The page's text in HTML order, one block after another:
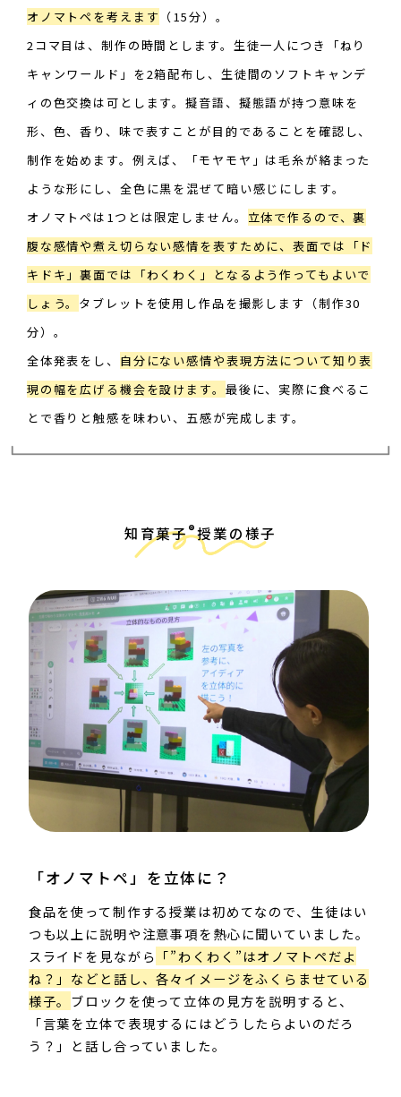
オノマトペを考えます （15分）。
2コマ目は、制作の時間とします。生徒一人につき「ねり
キャンワールド」を2箱配布し、生徒間のソフトキャンデ
ィの色交換は可とします。擬音語、擬態語が持つ意味を
形、色、香り、味で表すことが目的であることを確認し、
制作を始めます。例えば、「モヤモヤ」は毛糸が絡まった
ような形にし、全色に黒を混ぜて暗い感じにします。
オノマトペは1つとは限定しません。 立体で作るので、裏
腹な感情や煮え切らない感情を表すために、表面では「ド
キドキ」裏面では「わくわく」となるよう作ってもよいで
しょう。 タブレットを使用し作品を撮影します（制作30
分）。
全体発表をし、 自分にない感情や表現方法について知り表
現の幅を広げる機会を設けます。 最後に、実際に食べるこ
とで香りと触感を味わい、五感が完成します。
知育菓子®授業の様子
「オノマトペ」を立体に？​
食品を使って制作する授業は初めてなので、生徒はい
つも以上に説明や注意事項を熱心に聞いていました。​
スライドを見ながら 「”わくわく”はオノマトペだよ
ね？」などと話し、各々イメージをふくらませている
様子。 ブロックを使って立体の見方を説明すると、
「言葉を立体で表現するにはどうしたらよいのだろ
う？」と話し合っていました。​​